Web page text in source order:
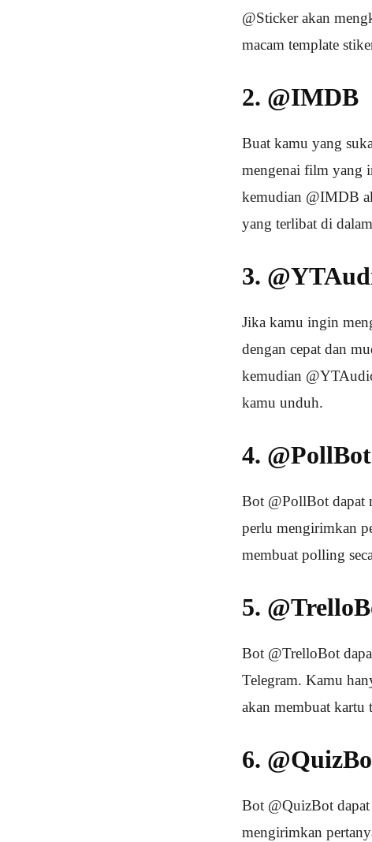
@Sticker akan
macam template
2. @IMDB
Buat kamu yang
mengenai film yang
kemudian @IMDB
yang terlibat di
3.
Jika kamu ingin
dengan cepat dan
kemudian
kamu unduh.
4. @PollBot
Bot @PollBot dapat
perlu mengirimkan
membuat polling
5.
Bot @TrelloBot
Telegram. Kamu
akan membuat kartu
6.
Bot @QuizBot
mengirimkan